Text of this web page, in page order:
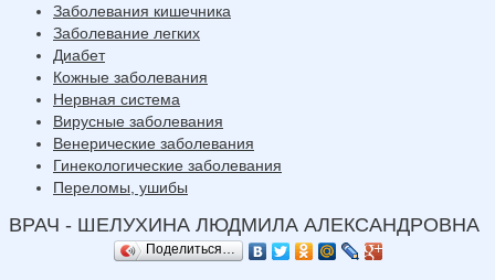
Заболевания кишечника
Заболевание легких
Диабет
Кожные заболевания
Нервная система
Вирусные заболевания
Венерические заболевания
Гинекологические заболевания
Переломы, ушибы
ВРАЧ - ШЕЛУХИНА ЛЮДМИЛА АЛЕКСАНДРОВНА
Поделиться…